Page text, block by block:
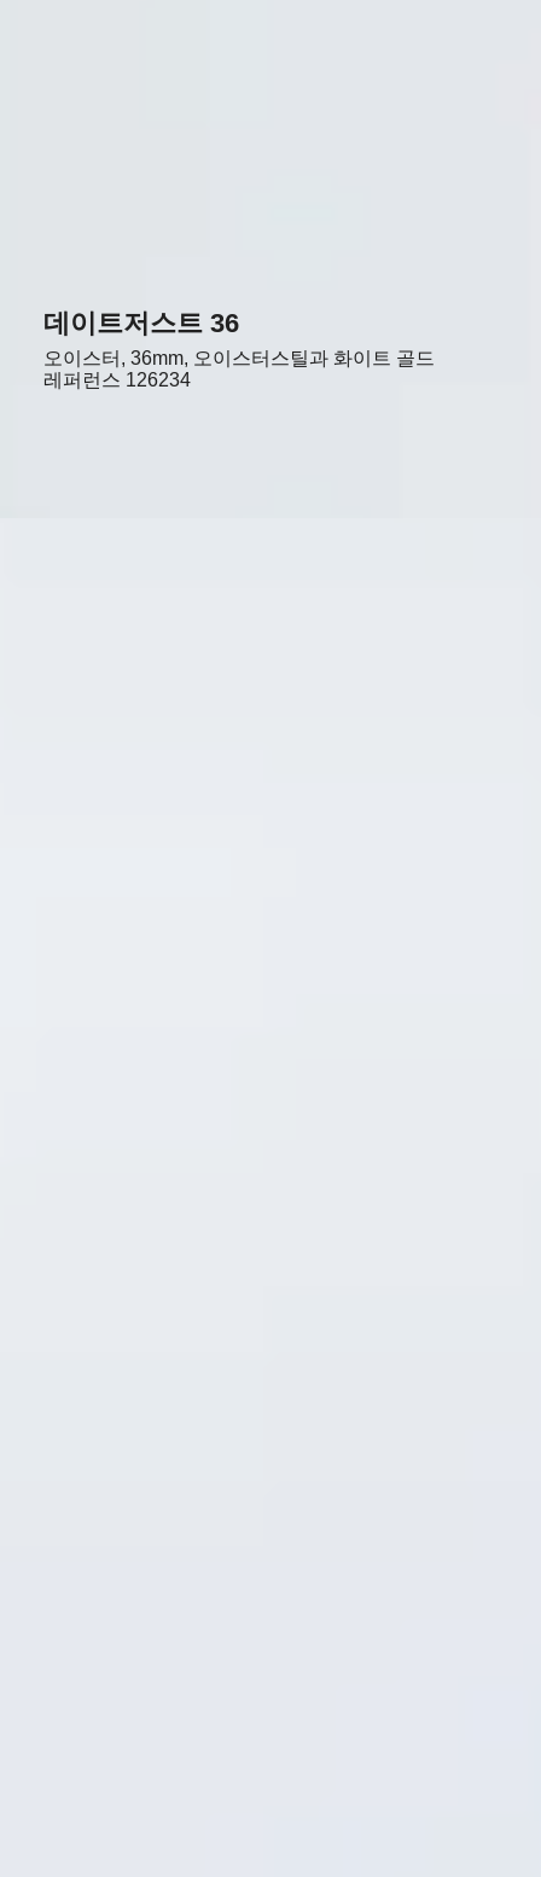
데이트저스트 36
오이스터, 36mm, 오이스터스틸과 화이트 골드
레퍼런스 126234